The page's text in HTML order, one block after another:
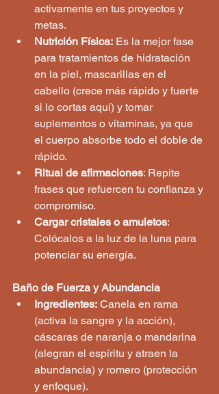
activamente en tus proyectos y
metas.
Nutrición Física: Es la mejor fase
para tratamientos de hidratación
en la piel, mascarillas en el
cabello (crece más rápido y fuerte
si lo cortas aquí) y tomar
suplementos o vitaminas, ya que
el cuerpo absorbe todo el doble de
rápido.
Ritual de afirmaciones: Repite
frases que refuercen tu confianza y
compromiso.
Cargar cristales o amuletos:
Colócalos a la luz de la luna para
potenciar su energía.
Baño de Fuerza y Abundancia
Ingredientes: Canela en rama
(activa la sangre y la acción),
cáscaras de naranja o mandarina
(alegran el espíritu y atraen la
abundancia) y romero (protección
y enfoque).